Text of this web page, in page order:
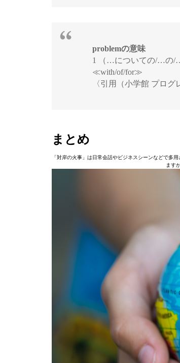
problemの意味
1 （…についての/…の/
≪with/of/for≫
〈引用（小学館 プログ
まとめ
「対岸の火事」は日常会話やビジネスシーンなどで多
ます